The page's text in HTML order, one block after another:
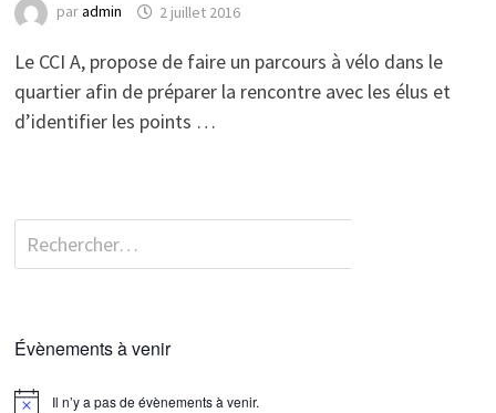
paradmin 2 juillet 2016
Le CCI A, propose de faire un parcours à vélo dans le
quartier afin de préparer la rencontre avec les élus et
d’identifier les points …
Rechercher :
Évènements à venir
Il n’y a pas de évènements à venir.